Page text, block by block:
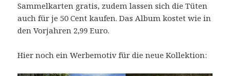
Sammelkarten gratis, zudem lassen sich die Tüten
auch für je 50 Cent kaufen. Das Album kostet wie in
den Vorjahren 2,99 Euro.
Hier noch ein Werbemotiv für die neue Kollektion: